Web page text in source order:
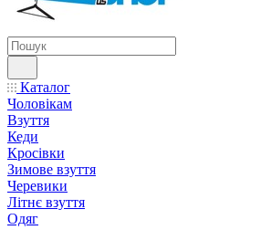
Каталог
Чоловікам
Взуття
Кеди
Кросівки
Зимове взуття
Черевики
Літнє взуття
Одяг